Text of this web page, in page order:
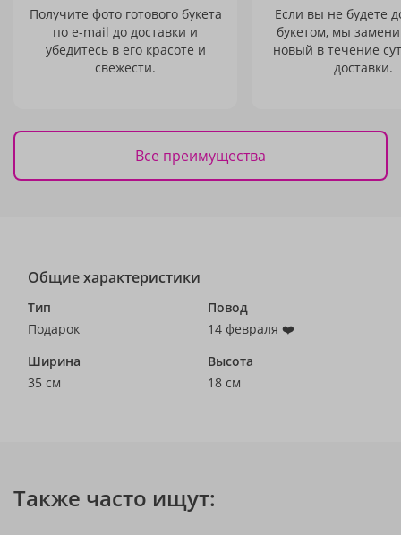
Получите фото готового букета
по e-mail до доставки и
убедитесь в его красоте и
свежести.
Если вы не будете
букетом, мы
новый в течение
доставки.
Все преимущества
Общие характеристики
Тип
Подарок
Повод
14 февраля ❤️
Ширина
35 см
Высота
18 см
Также часто ищут: